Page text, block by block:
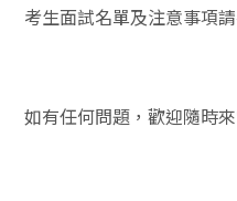
考生面試名單及注意事項
如有任何問題，歡迎隨時